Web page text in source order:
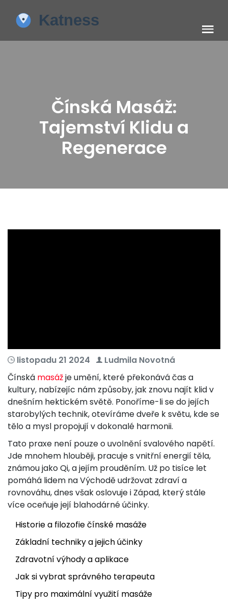
Čínská Masáž:
Tajemství Klidu a
Regenerace
listopadu 21 2024
Ludmila Novotná
Čínská masážje umění, které překonává čas a
kultury, nabízejíc nám způsoby, jak znovu najít klid v
dnešním hektickém světě. Ponoříme-li se do jejích
starobylých technik, otevíráme dveře k světu, kde se
tělo a mysl propojují v dokonalé harmonii.
Tato praxe není pouze o uvolnění svalového napětí.
Jde mnohem hlouběji, pracuje s vnitřní energií těla,
známou jako Qi, a jejím prouděním. Už po tisíce let
pomáhá lidem na Východě udržovat zdraví a
rovnováhu, dnes však oslovuje i Západ, který stále
více oceňuje její blahodárné účinky.
Historie a filozofie čínské masáže
Základní techniky a jejich účinky
Zdravotní výhody a aplikace
Jak si vybrat správného terapeuta
Tipy pro maximální využití masáže